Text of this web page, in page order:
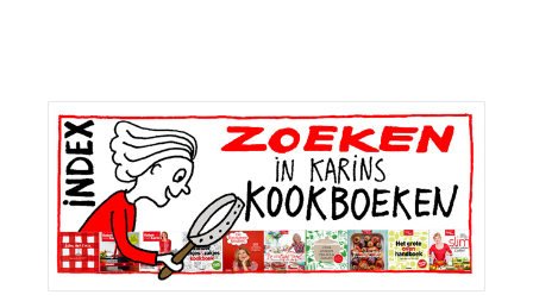
Primaire
Sidebar